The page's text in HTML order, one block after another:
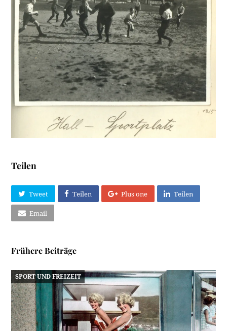
Teilen
Tweet Teilen Plus one Teilen
Email
Frühere Beiträge
SPORT UND FREIZEIT